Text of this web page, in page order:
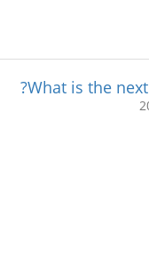
What is the